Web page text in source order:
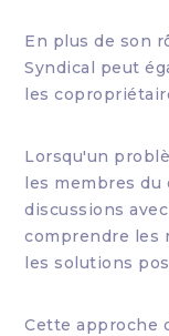
En plus de son
Syndical peut
les
Lorsqu'un
les membres du
discussions
comprendre les
les solutions
Cette approche